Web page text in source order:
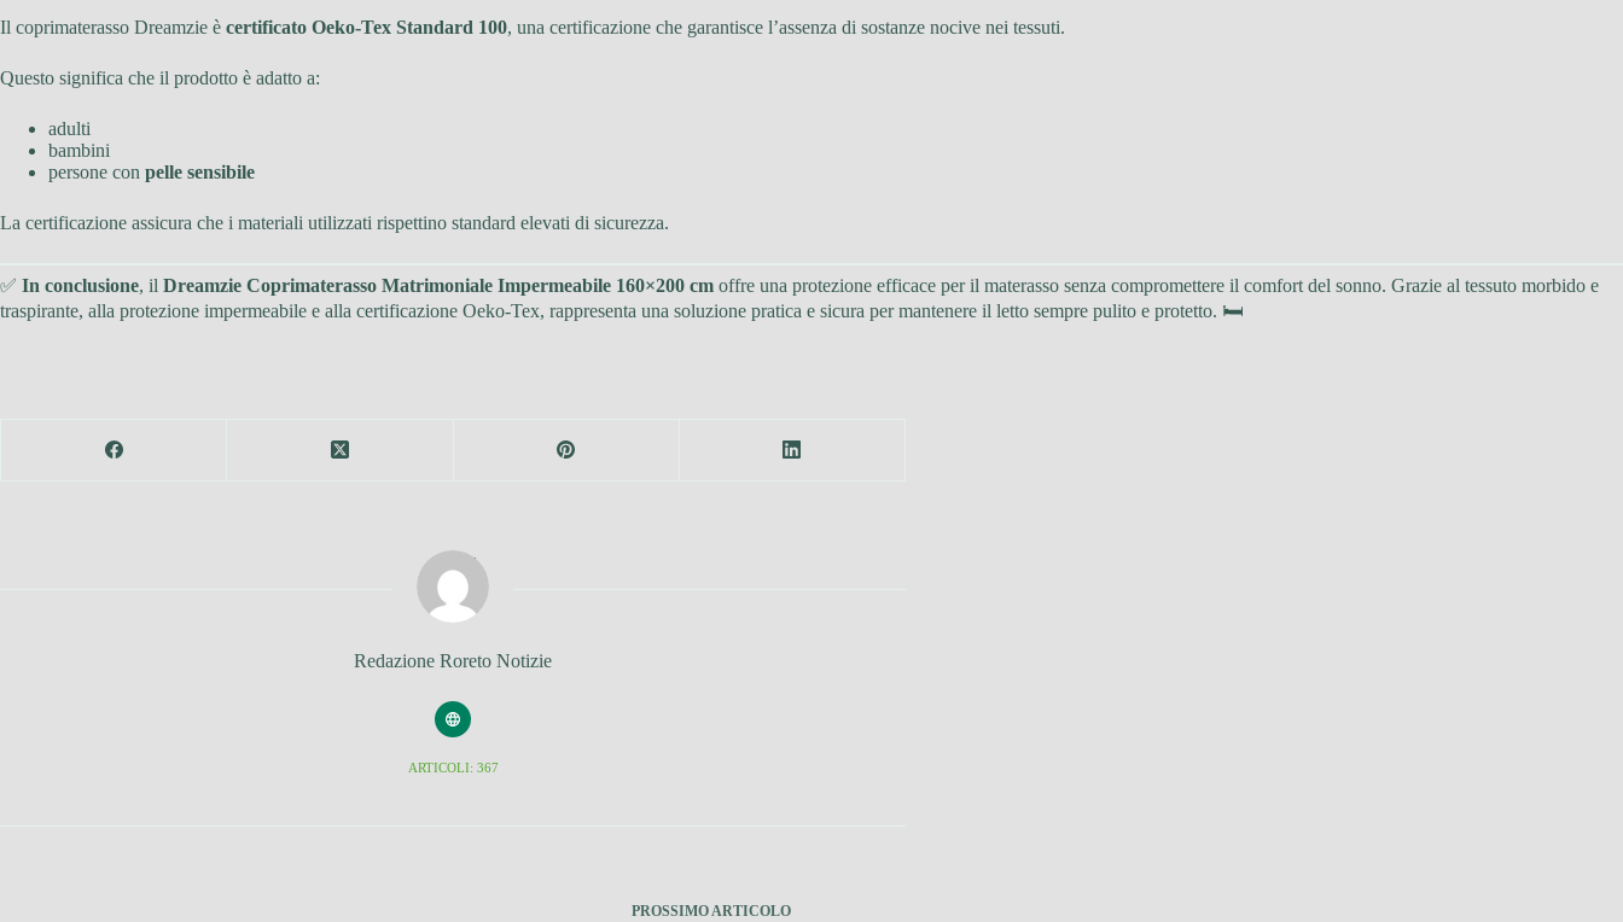
Il coprimaterasso Dreamzie è certificato Oeko-Tex Standard 100, una certificazione che garantisce l’assenza di sostanze nocive nei tessuti.
Questo significa che il prodotto è adatto a:
adulti
bambini
persone con pelle sensibile
La certificazione assicura che i materiali utilizzati rispettino standard elevati di sicurezza.
✅ In conclusione, il Dreamzie Coprimaterasso Matrimoniale Impermeabile 160×200 cm offre una protezione efficace per il materasso senza compromettere il comfort del sonno. Grazie al tessuto morbido e
traspirante, alla protezione impermeabile e alla certificazione Oeko-Tex, rappresenta una soluzione pratica e sicura per mantenere il letto sempre pulito e protetto. 🛏️
Redazione Roreto Notizie
ARTICOLI: 367
PROSSIMOARTICOLO